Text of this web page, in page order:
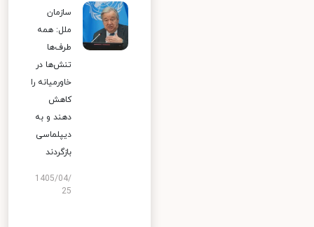
سازمان
ملل: همه
طرف‌ها
تنش‌ها در
خاورمیانه را
کاهش
دهند و به
دیپلماسی
بازگردند
1405/04/
25